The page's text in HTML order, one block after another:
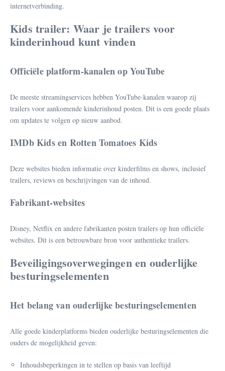
internetverbinding.
Kids trailer: Waar je trailers voor
kinderinhoud kunt vinden
Officiële platform-kanalen op YouTube
De meeste streamingservices hebben YouTube-kanalen waarop zij
trailers voor aankomende kinderinhoud posten. Dit is een goede plaats
om updates te volgen op nieuw aanbod.
IMDb Kids en Rotten Tomatoes Kids
Deze websites bieden informatie over kinderfilms en shows, inclusief
trailers, reviews en beschrijvingen van de inhoud.
Fabrikant-websites
Disney, Netflix en andere fabrikanten posten trailers op hun officiële
websites. Dit is een betrouwbare bron voor authentieke trailers.
Beveiligingsoverwegingen en ouderlijke
besturingselementen
Het belang van ouderlijke besturingselementen
Alle goede kinderplatforms bieden ouderlijke besturingselementen die
ouders de mogelijkheid geven:
Inhoudsbeperkingen in te stellen op basis van leeftijd